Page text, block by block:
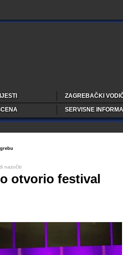
ZAGREBAČKI
SERVISNE
nazočiti
otvorio festival